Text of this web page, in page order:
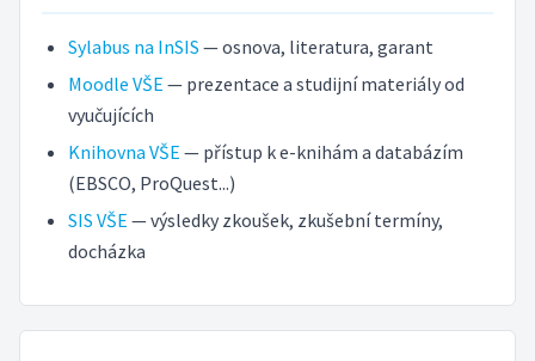
Sylabus na InSIS — osnova, literatura, garant
Moodle VŠE — prezentace a studijní materiály od
vyučujících
Knihovna VŠE — přístup k e-knihám a databázím
(EBSCO, ProQuest...)
SIS VŠE — výsledky zkoušek, zkušební termíny,
docházka